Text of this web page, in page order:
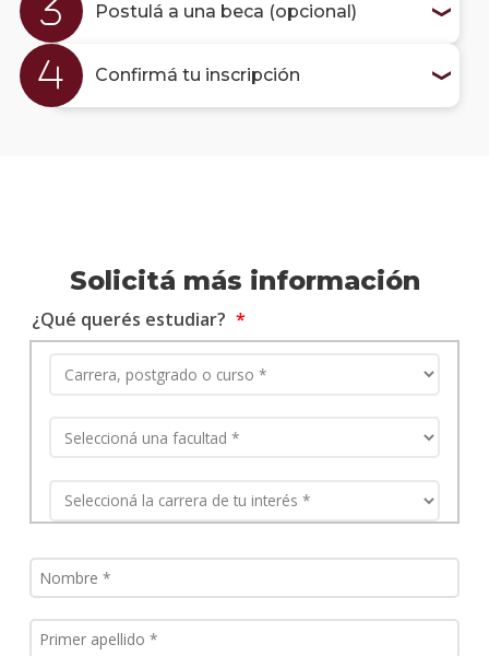
de
pago
Postulá a una beca (opcional)
Confirmá tu inscripción
Solicitá más información
¿Qué querés estudiar?